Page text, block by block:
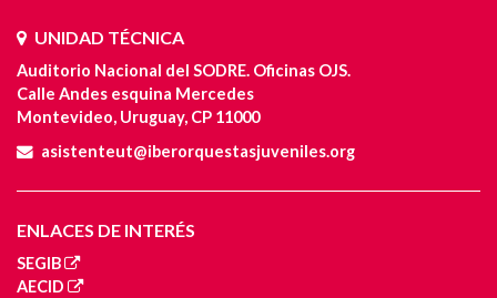
UNIDAD TÉCNICA
Auditorio Nacional del SODRE. Oficinas OJS.
Calle Andes esquina Mercedes
Montevideo, Uruguay, CP 11000
asistenteut@iberorquestasjuveniles.org
ENLACES DE INTERÉS
SEGIB
AECID